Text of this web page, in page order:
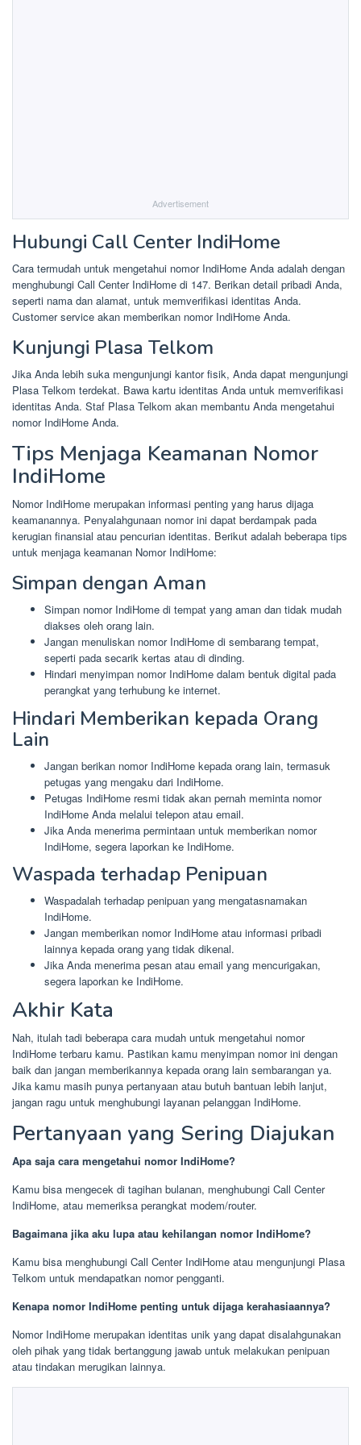
Advertisement
Hubungi Call Center IndiHome
Cara termudah untuk mengetahui nomor IndiHome Anda adalah dengan
menghubungi Call Center IndiHome di 147. Berikan detail pribadi Anda,
seperti nama dan alamat, untuk memverifikasi identitas Anda.
Customer service akan memberikan nomor IndiHome Anda.
Kunjungi Plasa Telkom
Jika Anda lebih suka mengunjungi kantor fisik, Anda dapat mengunjungi
Plasa Telkom terdekat. Bawa kartu identitas Anda untuk memverifikasi
identitas Anda. Staf Plasa Telkom akan membantu Anda mengetahui
nomor IndiHome Anda.
Tips Menjaga Keamanan Nomor
IndiHome
Nomor IndiHome merupakan informasi penting yang harus dijaga
keamanannya. Penyalahgunaan nomor ini dapat berdampak pada
kerugian finansial atau pencurian identitas. Berikut adalah beberapa tips
untuk menjaga keamanan Nomor IndiHome:
Simpan dengan Aman
Simpan nomor IndiHome di tempat yang aman dan tidak mudah
diakses oleh orang lain.
Jangan menuliskan nomor IndiHome di sembarang tempat,
seperti pada secarik kertas atau di dinding.
Hindari menyimpan nomor IndiHome dalam bentuk digital pada
perangkat yang terhubung ke internet.
Hindari Memberikan kepada Orang
Lain
Jangan berikan nomor IndiHome kepada orang lain, termasuk
petugas yang mengaku dari IndiHome.
Petugas IndiHome resmi tidak akan pernah meminta nomor
IndiHome Anda melalui telepon atau email.
Jika Anda menerima permintaan untuk memberikan nomor
IndiHome, segera laporkan ke IndiHome.
Waspada terhadap Penipuan
Waspadalah terhadap penipuan yang mengatasnamakan
IndiHome.
Jangan memberikan nomor IndiHome atau informasi pribadi
lainnya kepada orang yang tidak dikenal.
Jika Anda menerima pesan atau email yang mencurigakan,
segera laporkan ke IndiHome.
Akhir Kata
Nah, itulah tadi beberapa cara mudah untuk mengetahui nomor
IndiHome terbaru kamu. Pastikan kamu menyimpan nomor ini dengan
baik dan jangan memberikannya kepada orang lain sembarangan ya.
Jika kamu masih punya pertanyaan atau butuh bantuan lebih lanjut,
jangan ragu untuk menghubungi layanan pelanggan IndiHome.
Pertanyaan yang Sering Diajukan
Apa saja cara mengetahui nomor IndiHome?
Kamu bisa mengecek di tagihan bulanan, menghubungi Call Center
IndiHome, atau memeriksa perangkat modem/router.
Bagaimana jika aku lupa atau kehilangan nomor IndiHome?
Kamu bisa menghubungi Call Center IndiHome atau mengunjungi Plasa
Telkom untuk mendapatkan nomor pengganti.
Kenapa nomor IndiHome penting untuk dijaga kerahasiaannya?
Nomor IndiHome merupakan identitas unik yang dapat disalahgunakan
oleh pihak yang tidak bertanggung jawab untuk melakukan penipuan
atau tindakan merugikan lainnya.